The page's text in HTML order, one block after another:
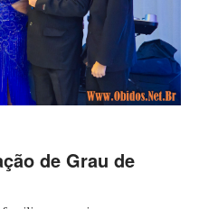
de Grau de